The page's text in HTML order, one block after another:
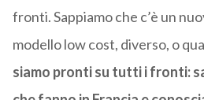
fronti. Sappiamo che c’è un
modello low cost, diverso, o
siamo pronti su tutti i fronti: